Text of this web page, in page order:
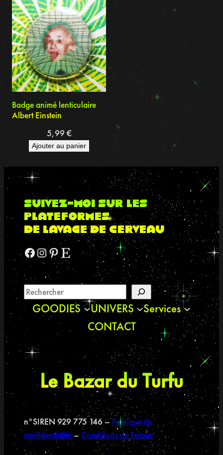
Badge animé lenticulaire
Albert Einstein
5,99 €
Ajouter au panier
suivez-moi sur les
plateformes
de lavage de cerveau
Facebook Instagram Pinterest Etsy
GOODIES UNIVERS
Services
CONTACT
Le Bazar du Turfu
n°SIREN 929 775 146 –Politique de
confidentialité – Conditions de Retour